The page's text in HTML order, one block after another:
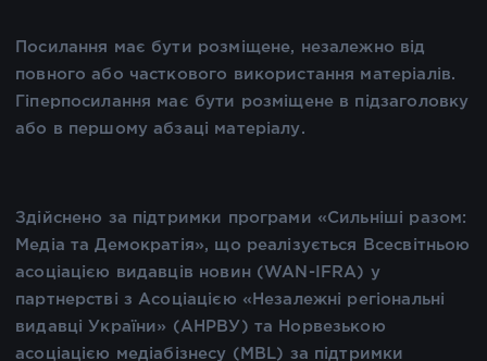
Посилання має бути розміщене, незалежно від
повного або часткового використання матеріалів.
Гіперпосилання має бути розміщене в підзаголовку
або в першому абзаці матеріалу.
Здійснено за підтримки програми «Сильніші разом:
Медіа та Демократія», що реалізується Всесвітньою
асоціацією видавців новин (WAN-IFRA) у
партнерстві з Асоціацією «Незалежні регіональні
видавці України» (АНРВУ) та Норвезькою
асоціацією медіабізнесу (MBL) за підтримки